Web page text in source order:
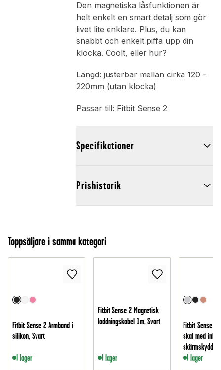
Den magnetiska låsfunktionen är
helt enkelt en smart detalj som gör
livet lite enklare. Plus, du kan
snabbt och enkelt piffa upp din
klocka. Coolt, eller hur?
Längd: justerbar mellan cirka 120 -
220mm (utan klocka)
Passar till: Fitbit Sense 2
Specifikationer
Prishistorik
Toppsäljare i samma kategori
Fitbit Sense 2 Armband i
silikon, Svart
I lager
Fitbit Sense 2 Magnetisk
laddningskabel 1m, Svart
I lager
Fitbit Sense 2
skal med
skärmskydd,
I lager